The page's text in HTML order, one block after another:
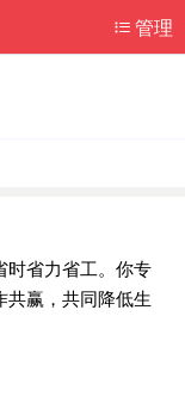
管理
时省力省工。你专
共赢，共同降低生